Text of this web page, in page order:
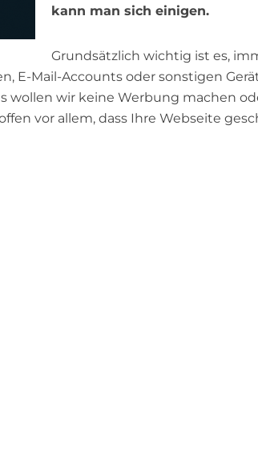
kann man sich einigen.
Grundsätzlich wichtig ist es,
E-Mail-Accounts oder sonstigen
wollen wir keine Werbung machen
vor allem, dass Ihre Webseite